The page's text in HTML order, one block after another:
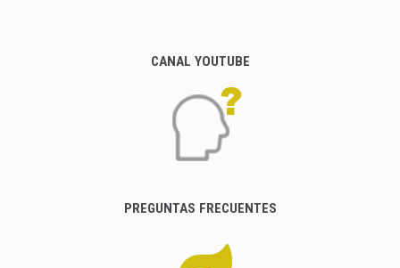
CANAL YOUTUBE
PREGUNTAS FRECUENTES